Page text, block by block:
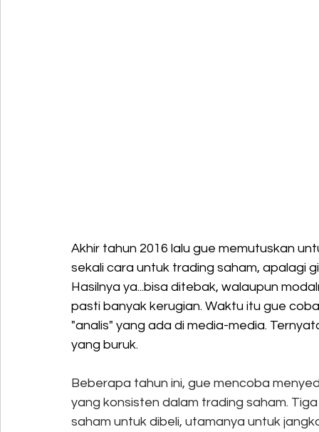
Akhir tahun 2016 lalu gue memutuskan
sekali cara untuk trading saham, apalagi
Hasilnya ya...bisa ditebak, walaupun
pasti banyak kerugian. Waktu itu gue
"analis" yang ada di media-media.
yang buruk.
Beberapa tahun ini, gue mencoba
yang konsisten dalam trading saham.
saham untuk dibeli, utamanya untuk